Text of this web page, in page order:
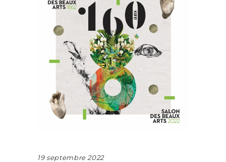
19 septembre 2022